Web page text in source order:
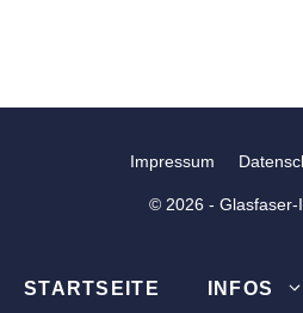
Impressum
© 2026 - Glasfaser-
STARTSEITE INFOS